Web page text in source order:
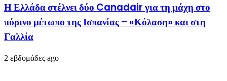
Η Ελλάδα στέλνει δύο Canadair για τη μάχη στο
πύρινο μέτωπο της Ισπανίας – «Κόλαση» και στη
Γαλλία
2 εβδομάδες ago